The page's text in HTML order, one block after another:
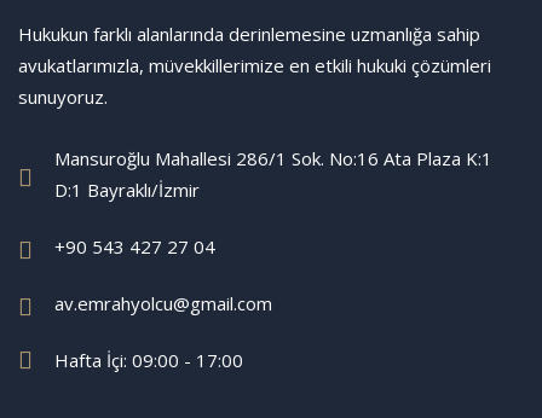
Emrah Yolcu
Hukukun farklı alanlarında derinlemesine uzmanlığa sahip
avukatlarımızla, müvekkillerimize en etkili hukuki çözümleri
sunuyoruz.
Mansuroğlu Mahallesi 286/1 Sok. No:16 Ata Plaza K:1
D:1 Bayraklı/İzmir
+90 543 427 27 04
av.emrahyolcu@gmail.com
Hafta İçi: 09:00 - 17:00